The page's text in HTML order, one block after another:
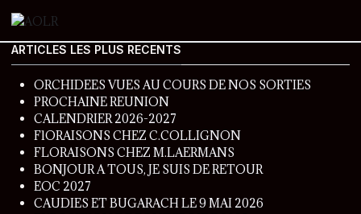
ARTICLES LES PLUS RECENTS
ORCHIDEES VUES AU COURS DE NOS SORTIES
PROCHAINE REUNION
CALENDRIER 2026-2027
FlORAISONS CHEZ C.COLLIGNON
FLORAISONS CHEZ M.LAERMANS
BONJOUR A TOUS, JE SUIS DE RETOUR
EOC 2027
CAUDIES ET BUGARACH LE 9 MAI 2026